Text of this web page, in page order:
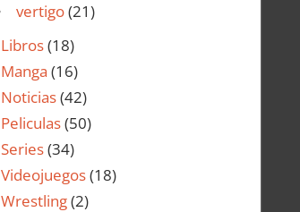
vertigo(21)
Libros(18)
Manga (16)
Noticias(42)
Peliculas(50)
Series(34)
Videojuegos(18)
Wrestling(2)